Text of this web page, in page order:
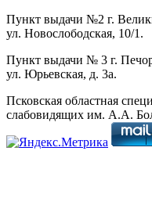
Пункт выдачи №2 г.
ул. Новослободская, 10/1.
Пункт выдачи № 3 г.
ул. Юрьевская, д. 3а.
Псковская областная
слабовидящих им. А.А.